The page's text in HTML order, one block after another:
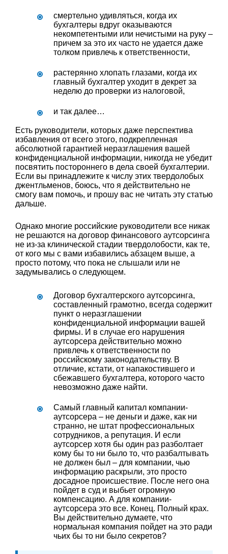
смертельно удивляться, когда их
бухгалтеры вдруг оказываются
некомпетентыми или нечистыми на руку –
причем за это их часто не удается даже
толком привлечь к ответственности,
растерянно хлопать глазами, когда их
главный бухгалтер уходит в декрет за
неделю до проверки из налоговой,
и так далее…
Есть руководители, которых даже перспектива
избавления от всего этого, подкрепленная
абсолютной гарантией неразглашения вашей
конфиденциальной информации, никогда не убедит
посвятить постороннего в дела своей бухгалтерии.
Если вы принадлежите к числу этих твердолобых
джентльменов, боюсь, что я действительно не
смогу вам помочь, и прошу вас не читать эту статью
дальше.
Однако многие российские руководители все никак
не решаются на договор финансового аутсорсинга
не из-за клинической стадии твердолобости, как те,
от кого мы с вами избавились абзацем выше, а
просто потому, что пока не слышали или не
задумывались о следующем.
Договор бухгалтерского аутсорсинга,
составленный грамотно, всегда содержит
пункт о неразглашении
конфиденциальной информации вашей
фирмы. И в случае его нарушения
аутсорсера действительно можно
привлечь к ответственности по
российскому законодательству. В
отличие, кстати, от напакостившего и
сбежавшего бухгалтера, которого часто
невозможно даже найти.
Самый главный капитал компании-
аутсорсера – не деньги и даже, как ни
странно, не штат профессиональных
сотрудников, а репутация. И если
аутсорсер хотя бы один раз разболтает
кому бы то ни было то, что разбалтывать
не должен был – для компании, чью
информацию раскрыли, это просто
досадное происшествие. После него она
пойдет в суд и выбьет огромную
компенсацию. А для компании-
аутсорсера это все. Конец. Полный крах.
Вы действительно думаете, что
нормальная компания пойдет на это ради
чьих бы то ни было секретов?